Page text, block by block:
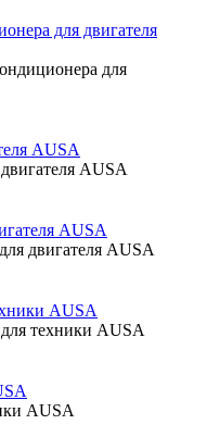
для двигателя
для
AUSA
AUSA
AUSA
двигателя AUSA
AUSA
для техники AUSA
AUSA